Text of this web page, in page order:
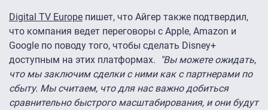
Digital TV Europe пишет, что Айгер также подтвердил,
что компания ведет переговоры с Apple, Amazon и
Google по поводу того, чтобы сделать Disney+
доступным на этих платформах.
"Вы можете ожидать,
что мы заключим сделки с ними как с партнерами по
сбыту. Мы считаем, что для нас важно добиться
сравнительно быстрого масштабирования, и они будут